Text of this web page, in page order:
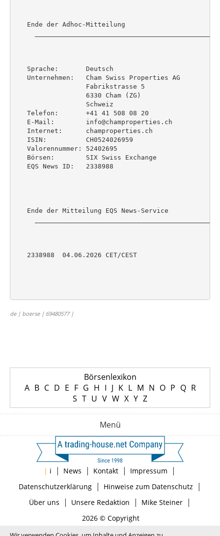
   Ende der Adhoc-Mitteilung
   Sprache:       Deutsch
   Unternehmen:   Cham Swiss Properties AG
                  Fabrikstrasse 5
                  6330 Cham (ZG)
                  Schweiz
   Telefon:       +41 41 508 08 20
   E-Mail:        info@champroperties.ch
   Internet:      champroperties.ch
   ISIN:          CH0524026959
   Valorennummer: 52402695
   Börsen:        SIX Swiss Exchange
   EQS News ID:   2338988
   Ende der Mitteilung EQS News-Service
   2338988  04.06.2026 CET/CEST
de | boerse | 69480577 |
Börsenlexikon
A B C D E F G H I J K L M N O P Q R
S T U V W X Y Z
Menü
| i | News | Kontakt | Impressum |
Datenschutzerklärung| Hinweise zum Datenschutz |
Über uns | Unsere Redaktion | Mike Steiner|
2026 © Copyright